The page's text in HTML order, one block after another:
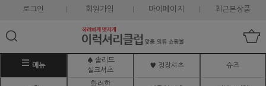
로그인 회원가입 마이페이지 최근본상품
메뉴
♠ 솔리드
실크셔츠
♥ 정장셔츠 슈즈
화려한